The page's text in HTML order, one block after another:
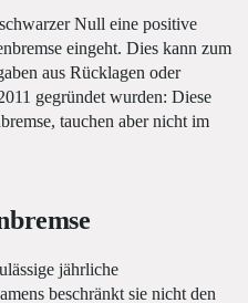
Null eine positive
eingeht. Dies kann zum
aus Rücklagen oder
gegründet wurden: Diese
tauchen aber nicht im
jährliche
beschränkt sie nicht den